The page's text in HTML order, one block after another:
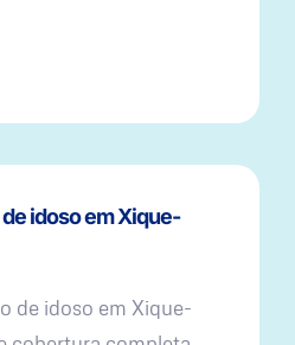
idoso em Xique-
de idoso em Xique-